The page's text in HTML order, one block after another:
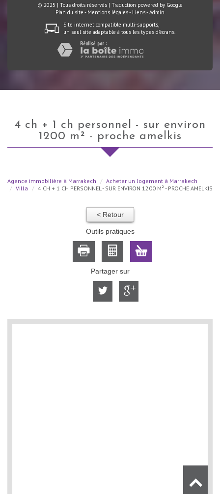
© 2025 | Tous droits réservés | Traduction powered by Google
Plan du site - Mentions légales- Liens-Admin
Site internet compatible multi-supports,
un seul site adaptable à tous les types d'écrans.
4 ch + 1 ch personnel - sur environ
1200 m² - proche amelkis
Agence immobilière à Marrakech
Acheter un logement à Marrakech
Villa
4 CH + 1 CH PERSONNEL - SUR ENVIRON 1200 M² - PROCHE AMELKIS
< Retour
Outils pratiques
Partager sur